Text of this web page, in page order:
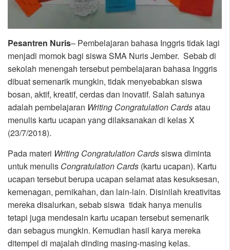
Pesantren Nuris– Pembelajaran bahasa Inggris tidak lagi
menjadi momok bagi siswa SMA Nuris Jember. Sebab di
sekolah menengah tersebut pembelajaran bahasa Inggris
dibuat semenarik mungkin, tidak menyebabkan siswa
bosan, aktif, kreatif, cerdas dan inovatif. Salah satunya
adalah pembelajaran Writing Congratulation Cardsatau
menulis kartu ucapan yang dilaksanakan di kelas X
(23/7/2018).
Pada materi Writing Congratulation Cardssiswa diminta
untuk menulis Congratulation Cards (kartu ucapan). Kartu
ucapan tersebut berupa ucapan selamat atas kesuksesan,
kemenagan, pernikahan, dan lain-lain. Disinilah kreativitas
mereka disalurkan, sebab siswa tidak hanya menulis
tetapi juga mendesain kartu ucapan tersebut semenarik
dan sebagus mungkin. Kemudian hasil karya mereka
ditempel di majalah dinding masing-masing kelas.